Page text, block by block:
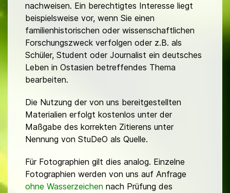
nachweisen. Ein berechtigtes Interesse liegt
beispielsweise vor, wenn Sie einen
familienhistorischen oder wissenschaftlichen
Forschungszweck verfolgen oder z.B. als
Schüler, Student oder Journalist ein deutsches
Leben in Ostasien betreffendes Thema
bearbeiten.
Die Nutzung der von uns bereitgestellten
Materialien erfolgt kostenlos unter der
Maßgabe des korrekten Zitierens unter
Nennung von StuDeO als Quelle.
Für Fotographien gilt dies analog. Einzelne
Fotographien werden von uns auf Anfrage
ohne Wasserzeichen nach Prüfung des